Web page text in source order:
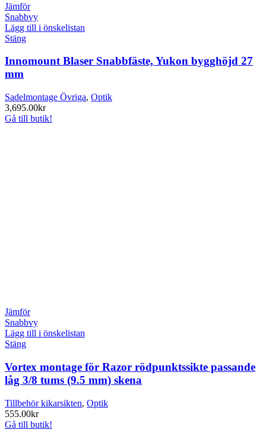
Jämför
Snabbvy
Lägg till i önskelistan
Stäng
Innomount Blaser Snabbfäste, Yukon bygghöjd 27
mm
Sadelmontage Övriga, Optik
3,695.00kr
Gå till butik!
Jämför
Snabbvy
Lägg till i önskelistan
Stäng
Vortex montage för Razor rödpunktssikte passande
låg 3/8 tums (9.5 mm) skena
Tillbehör kikarsikten, Optik
555.00kr
Gå till butik!